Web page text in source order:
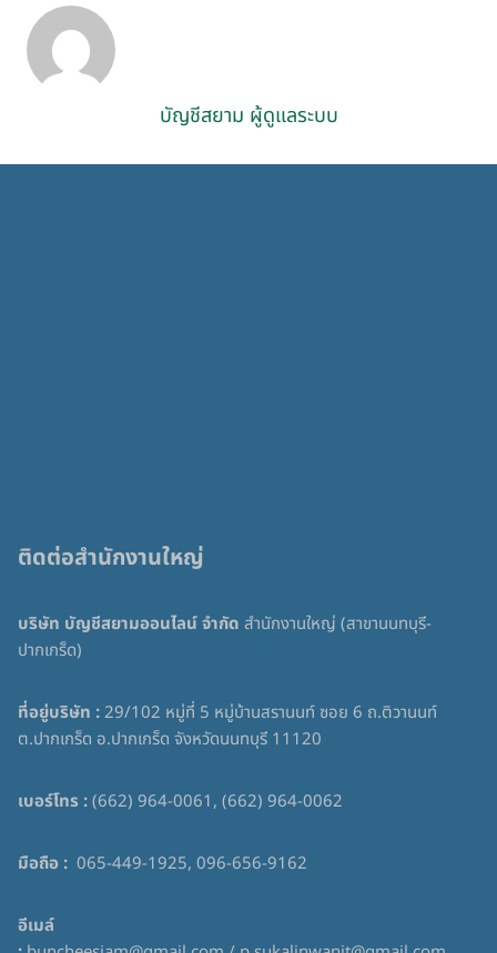
บัญชีสยาม ผู้ดูแลระบบ
ติดต่อสำนักงานใหญ่
บริษัท บัญชีสยามออนไลน์ จำกัด สำนักงานใหญ่ (สาขานนทบุรี-
ปากเกร็ด)
ที่อยู่บริษัท :29/102 หมู่ที่ 5 หมู่บ้านสรานนท์ ซอย 6 ถ.ติวานนท์
ต.ปากเกร็ด อ.ปากเกร็ด จังหวัดนนทบุรี 11120
เบอร์โทร :(662) 964-0061, (662) 964-0062
มือถือ : 065-449-1925, 096-656-9162
อีเมล์